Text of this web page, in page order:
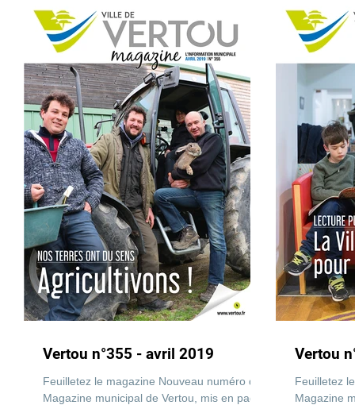
Vertou n°355 - avril 2019
Feuilletez le magazine Nouveau numéro du
Magazine municipal de Vertou, mis en page
Vertou
Feuilletez
Magazine